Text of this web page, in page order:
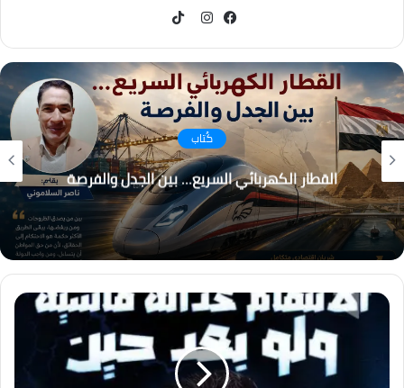
كُتاب
القطار الكهربائي السريع… بين الجدل والفرصة